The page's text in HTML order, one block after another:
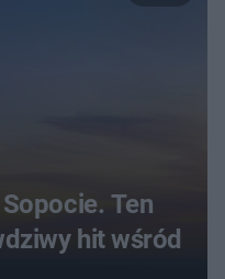
Ten
hit wśród